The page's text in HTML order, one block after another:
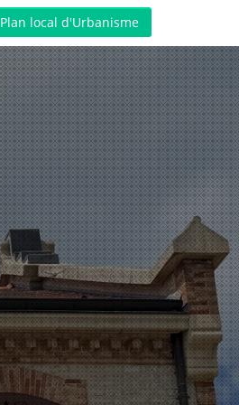
Plan local d'Urbanisme